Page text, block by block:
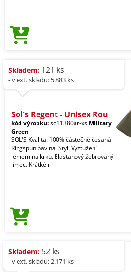
Skladem: 121 ks
- v ext. skladu: 5.883 ks
Sol's Regent - Unisex Rou
kód výrobku:so11380ar-xs Military
Green
SOL'S Kvalita. 100% částečně česaná
Ringspun bavlna. Styl. Vyztužení
lemem na krku. Elastanový žebrovaný
límec. Krátké r
Skladem: 52 ks
- v ext. skladu: 2.171 ks